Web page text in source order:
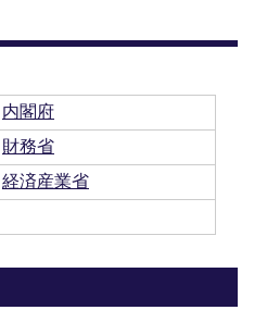
内閣府
財務省
経済産業省